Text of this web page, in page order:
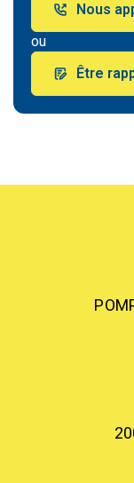
Nous
ou
Être